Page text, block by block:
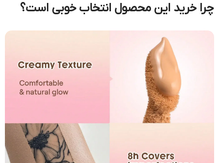
چرا خرید این محصول انتخاب خوبی است؟